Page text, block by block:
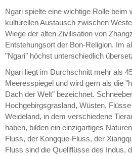
Ngari spielte eine wichtige Rolle beim
kulturellen Austausch zwischen
Wiege der alten Zivilisation von
Entstehungsort der Bon-Religion. Im
"Ngari" höchst unterschiedlich
Ngari liegt im Durchschnitt mehr als
Meeresspiegel und wird gern als die
Dach der Welt" bezeichnet.
Hochgebirgsgrasland, Wüsten,
Weideland, in dem verschiedene
haben, bilden ein einzigartiges
Fluss, der Kongque-Fluss, der
Fluss sind die Quellflüsse des Indus,